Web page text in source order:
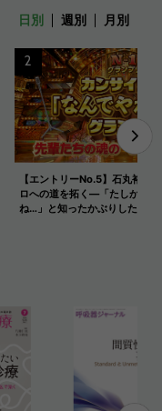
日別 週別 月別
【エントリーNo.5】石丸裕康
ロへの道を拓く—「たしかにピ
ね…」と知ったかぶりした夜を
2